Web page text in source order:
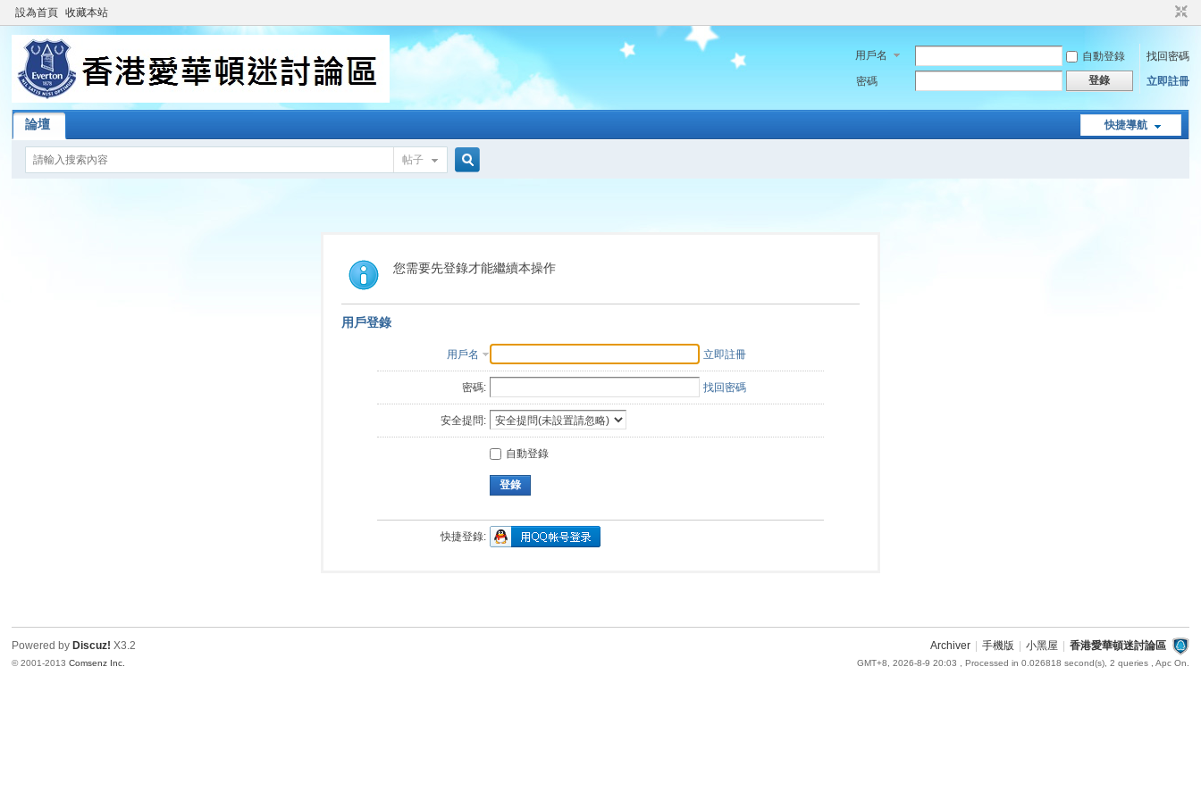
設為首頁 收藏本站
用戶名 自動登錄
找回密碼
密碼
登錄 立即註冊
快捷導航
論壇
帖子
索
您需要先登錄才能繼續本操作
用戶登錄
用戶名 立即註冊
密碼: 找回密碼
安全提問:
自動登錄
登錄
快捷登錄:
Archiver 手機版 小黑屋 香港愛華頓迷討論區
GMT+8, 2026-8-9 20:03 , Processed in 0.026818 second(s), 2 queries , Apc On.
Powered by Discuz! X3.2
© 2001-2013Comsenz Inc.